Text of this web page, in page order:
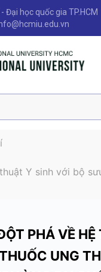
Đại học quốc gia TP.HCM
Y sinh với bộ
PHÁ VỀ HỆ
UNG